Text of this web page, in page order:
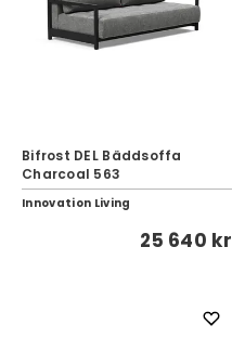
Bifrost DEL Bäddsoffa
Charcoal 563
Innovation Living
25 640 kr